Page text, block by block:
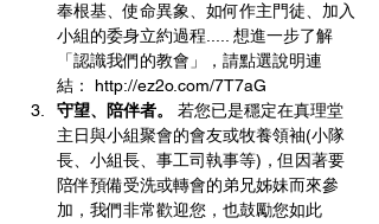
奉根基、使命異象、如何作主門徒、加入
小組的委身立約過程..... 想進一步了解
「認識我們的教會」，請點選說明連
結： http://ez2o.com/7T7aG
守望、陪伴者。
若您已是穩定在真理堂
主日與小組聚會的會友或牧養領袖(小隊
長、小組長、事工司執事等)，但因著要
陪伴預備受洗或轉會的弟兄姊妹而來參
加，我們非常歡迎您，也鼓勵您如此